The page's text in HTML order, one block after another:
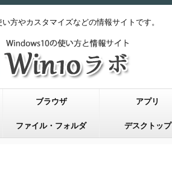
方やカスタマイズなどの情報サイトです。
ブラウザ アプリ
ファイル・フォルダ デスクトップ